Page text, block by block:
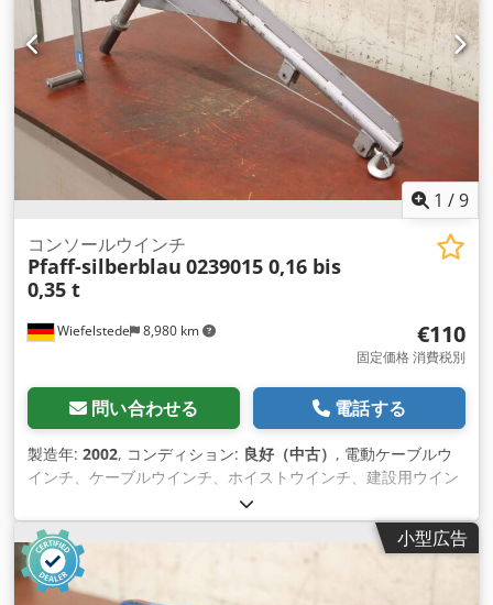
1 /9
Wiefelstede 8,980 km
コンソールウインチ
Pfaff-silberblau 0239015 0,16 bis
0,35 t
€110
固定価格 消費税別
問い合わせる 電話する
製造年: 2002, コンディション: 良好（中古） , 電動ケーブルウ
インチ、ケーブルウインチ、ホイストウインチ、建設用ウイン
チ、ケーブルプル、コンソールウインチ Cjdpfx Alov Sqg
Tjioha -メーカー: Pfaff シルバーブルー、コンソールウインチ -
タイプ牽引能力：0.16～0.35t -ワイヤーロープ：Ø4mm / ロー
プ長さ24m -寸法: 写真をご覧ください -寸法：
1090/410/H320mm -自重:14.4kg
小型広告